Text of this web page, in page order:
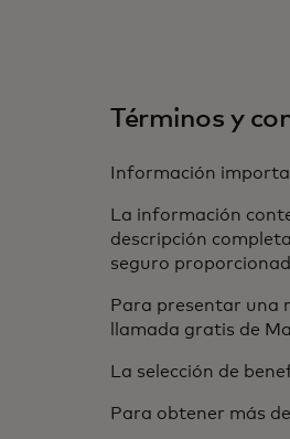
Términos y
Información
La información
descripción
seguro
Para presentar una
llamada gratis de
La selección de
Para obtener más